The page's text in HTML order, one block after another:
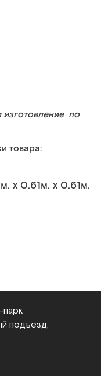
по
товара:
x 0.61м. x 0.61м.
подъезд,